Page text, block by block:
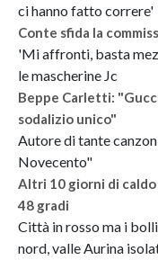
ci hanno fatto correre'
Conte sfida la
'Mi affronti, basta
le mascherine Jc
Beppe Carletti:
sodalizio unico"
Autore di tante
Novecento"
Altri 10 giorni di
48 gradi
Città in rosso ma i
nord, valle Aurina